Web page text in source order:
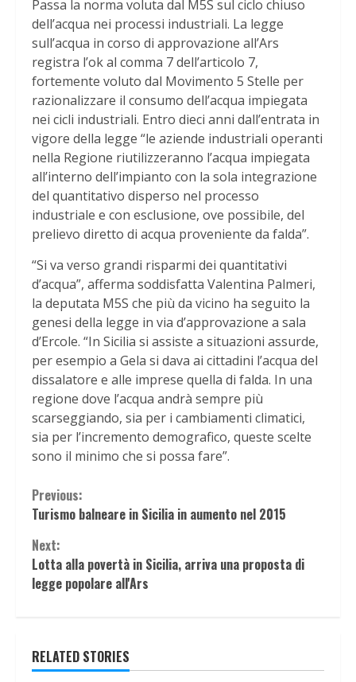
Passa la norma voluta dal M5S sul ciclo chiuso
dell’acqua nei processi industriali. La legge
sull’acqua in corso di approvazione all’Ars
registra l’ok al comma 7 dell’articolo 7,
fortemente voluto dal Movimento 5 Stelle per
razionalizzare il consumo dell’acqua impiegata
nei cicli industriali. Entro dieci anni dall’entrata in
vigore della legge “le aziende industriali operanti
nella Regione riutilizzeranno l’acqua impiegata
all’interno dell’impianto con la sola integrazione
del quantitativo disperso nel processo
industriale e con esclusione, ove possibile, del
prelievo diretto di acqua proveniente da falda”.
“Si va verso grandi risparmi dei quantitativi
d’acqua”, afferma soddisfatta Valentina Palmeri,
la deputata M5S che più da vicino ha seguito la
genesi della legge in via d’approvazione a sala
d’Ercole. “In Sicilia si assiste a situazioni assurde,
per esempio a Gela si dava ai cittadini l’acqua del
dissalatore e alle imprese quella di falda. In una
regione dove l’acqua andrà sempre più
scarseggiando, sia per i cambiamenti climatici,
sia per l’incremento demografico, queste scelte
sono il minimo che si possa fare”.
Continue
Reading
Previous:
Turismo balneare in Sicilia in aumento nel 2015
Next:
Lotta alla povertà in Sicilia, arriva una proposta di
legge popolare all'Ars
RELATED STORIES